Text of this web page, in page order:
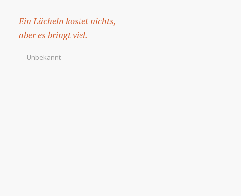
Ein Lächeln kostet nichts,
aber es bringt viel.
— Unbekannt